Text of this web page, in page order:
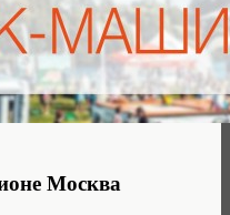
Москва